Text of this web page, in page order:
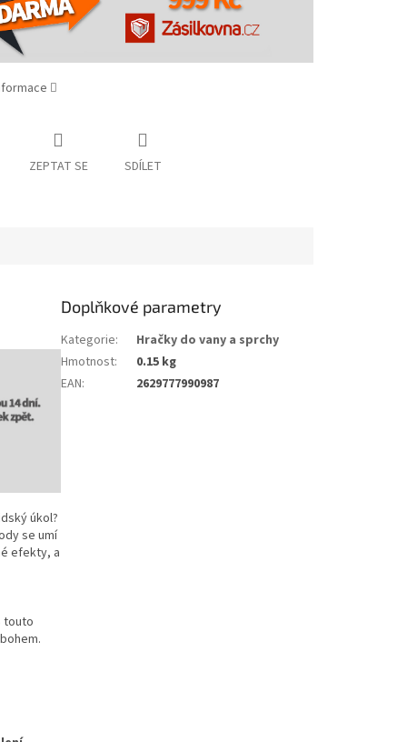
ZEPTAT SE SDÍLET
úkol?
se umí
efekty, a
touto
Doplňkové parametry
Kategorie:
Hračky do vany a sprchy
Hmotnost:
0.15 kg
EAN: 2629777990987